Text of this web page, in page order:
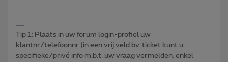
Tip 1: Plaats in uw forum login-profiel uw
klantnr/telefoonnr (in een vrij veld bv. ticket kunt u
specifieke/privé info m.b.t. uw vraag vermelden, enkel